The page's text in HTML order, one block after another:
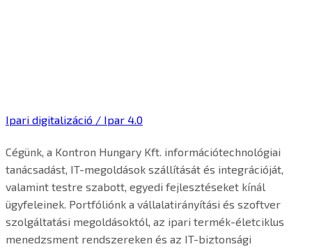
Ipari digitalizáció / Ipar 4.0
Cégünk, a Kontron Hungary Kft. információtechnológiai
tanácsadást, IT-megoldások szállítását és integrációját,
valamint testre szabott, egyedi fejlesztéseket kínál
ügyfeleinek. Portfóliónk a vállalatirányítási és szoftver
szolgáltatási megoldásoktól, az ipari termék-életciklus
menedzsment rendszereken és az IT-biztonsági